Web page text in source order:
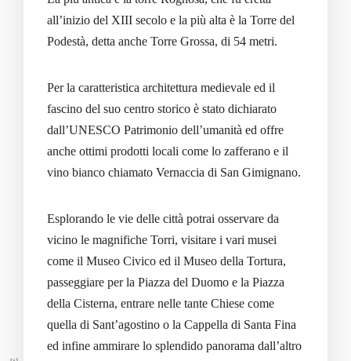
all’inizio del XIII secolo e la più alta è la Torre del
Podestà, detta anche Torre Grossa, di 54 metri.
Per la caratteristica architettura medievale ed il
fascino del suo centro storico è stato dichiarato
dall’UNESCO Patrimonio dell’umanità ed offre
anche ottimi prodotti locali come lo zafferano e il
vino bianco chiamato Vernaccia di San Gimignano.
Esplorando le vie delle città potrai osservare da
vicino le magnifiche Torri, visitare i vari musei
come il Museo Civico ed il Museo della Tortura,
passeggiare per la Piazza del Duomo e la Piazza
della Cisterna, entrare nelle tante Chiese come
quella di Sant’agostino o la Cappella di Santa Fina
ed infine ammirare lo splendido panorama dall’altro